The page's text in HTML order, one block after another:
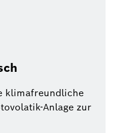
klimafreundliche
Anlage zur